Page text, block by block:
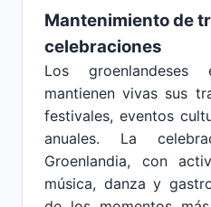
Mantenimiento de
celebraciones
Los
mantienen vivas sus
festivales, eventos
anuales. La
Groenlandia, con
música, danza y